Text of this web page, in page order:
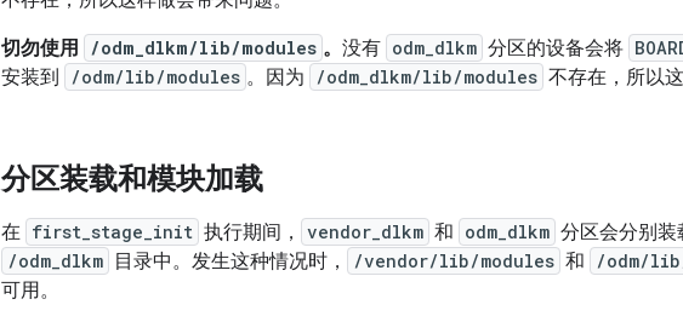
切勿使用 /odm_dlkm/lib/modules 。 没有 odm_dlkm 分区的设备会将
安装到 /odm/lib/modules 。因为 /odm_dlkm/lib/modules 不存在，所以
分区装载和模块加载
在 first_stage_init 执行期间， vendor_dlkm 和 odm_dlkm 分区会分别
/odm_dlkm 目录中。发生这种情况时， /vendor/lib/modules 和 /odm/
可用。